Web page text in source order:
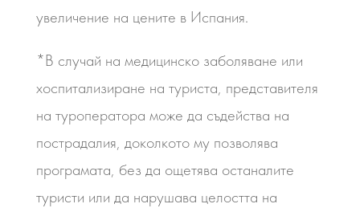
увеличение на цените в Испания.
*В случай на медицинско заболяване или
хоспитализиране на туриста, представителя
на туроператора може да съдейства на
пострадалия, доколкото му позволява
програмата, без да ощетява останалите
туристи или да нарушава целостта на